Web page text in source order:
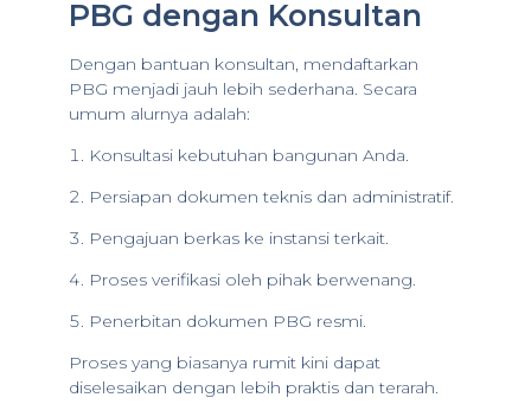
PBG dengan Konsultan
Dengan bantuan konsultan, mendaftarkan
PBG menjadi jauh lebih sederhana. Secara
umum alurnya adalah:
Konsultasi kebutuhan bangunan Anda.
Persiapan dokumen teknis dan administratif.
Pengajuan berkas ke instansi terkait.
Proses verifikasi oleh pihak berwenang.
Penerbitan dokumen PBG resmi.
Proses yang biasanya rumit kini dapat
diselesaikan dengan lebih praktis dan terarah.